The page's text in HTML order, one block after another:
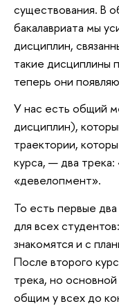
существования. В
бакалавриата мы
дисциплин,
такие дисциплины
теперь они
У нас есть общий
дисциплин),
траектории,
курса, — два
«девелопмент».
То есть первые
для всех
знакомятся и с
После второго
трека, но
общим у всех до